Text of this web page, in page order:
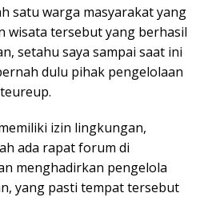
satu warga masyarakat yang
wisata tersebut yang berhasil
setahu saya sampai saat ini
dulu pihak pengelolaan
izin lingkungan,
ada rapat forum di
menghadirkan pengelola
yang pasti tempat tersebut